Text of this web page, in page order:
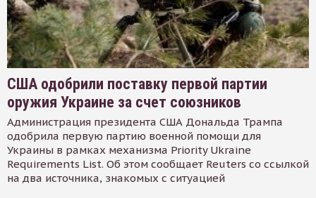
США одобрили поставку первой партии
оружия Украине за счет союзников
Администрация президента США Дональда Трампа
одобрила первую партию военной помощи для
Украины в рамках механизма Priority Ukraine
Requirements List. Об этом сообщает Reuters со ссылкой
на два источника, знакомых с ситуацией